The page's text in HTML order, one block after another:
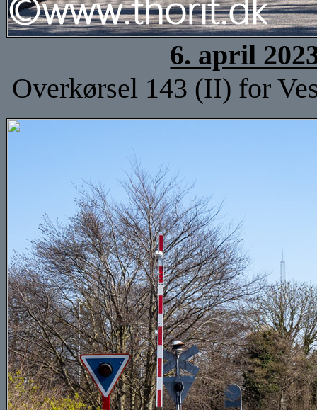
6. april
Overkørsel 143 (II) for